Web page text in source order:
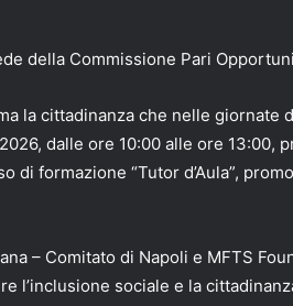
della Commissione Pari
la cittadinanza che nelle giornate
dalle ore 10:00 alle ore 13:00,
di formazione “Tutor d’Aula”,
– Comitato di Napoli e MFTS
l’inclusione sociale e la